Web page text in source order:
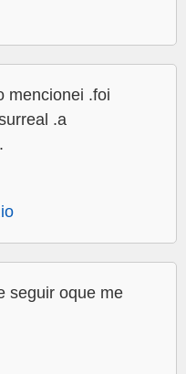
mencionei .foi
.a
seguir oque me